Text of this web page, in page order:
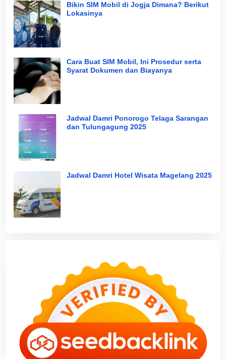
Bikin SIM Mobil di Jogja Dimana? Berikut
Lokasinya
Cara Buat SIM Mobil, Ini Prosedur serta
Syarat Dokumen dan Biayanya
Jadwal Damri Ponorogo Telaga Sarangan
dan Tulungagung 2025
Jadwal Damri Hotel Wisata Magelang 2025